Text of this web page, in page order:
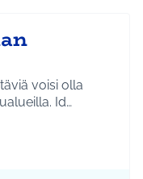
voisi olla
myös muissa puistoissa ja ulkoilualueilla. Id…
Tuusula
mukaan: Ympäristö